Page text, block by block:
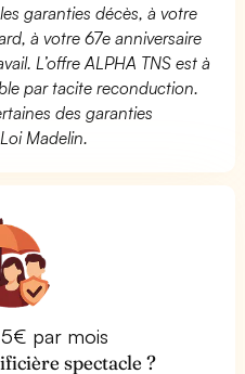
garanties décès, à votre
à votre 67e anniversaire
L’offre ALPHA TNS est à
par tacite reconduction.
des garanties
Madelin.
par mois
spectacle ?